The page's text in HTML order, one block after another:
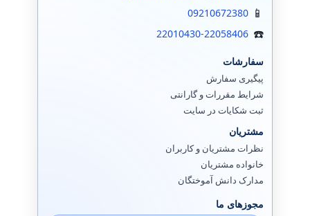
09210672380
22010430-22058406
سفارشات
پیگیری سفارش
شرایط مقررات و گارانتی
ثبت شکایات در سایت
مشتریان
نظرات مشتریان و کاربران
خانواده مشتریان
مدارک دانش آموختگان
مجوزهای ما